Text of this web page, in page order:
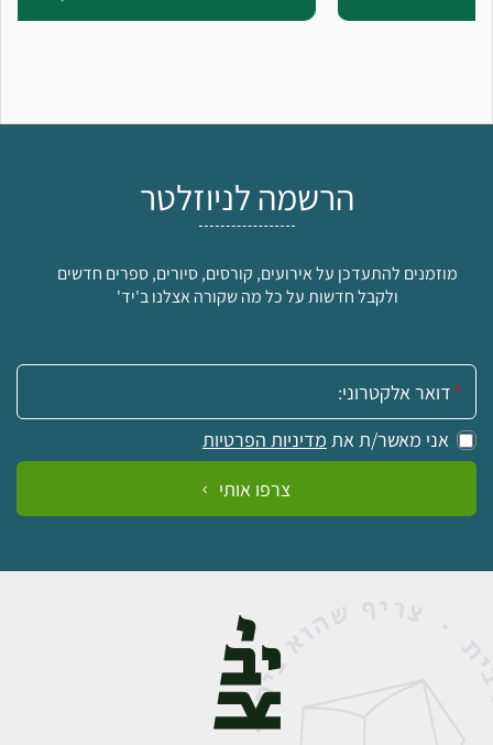
הרשמה לניוזלטר
מוזמנים להתעדכן על אירועים, קורסים, סיורים, ספרים חדשים
ולקבל חדשות על כל מה שקורה אצלנו ב'יד'
אימייל:
אני מאשר/ת את מדיניות הפרטיות
צרפו אותי